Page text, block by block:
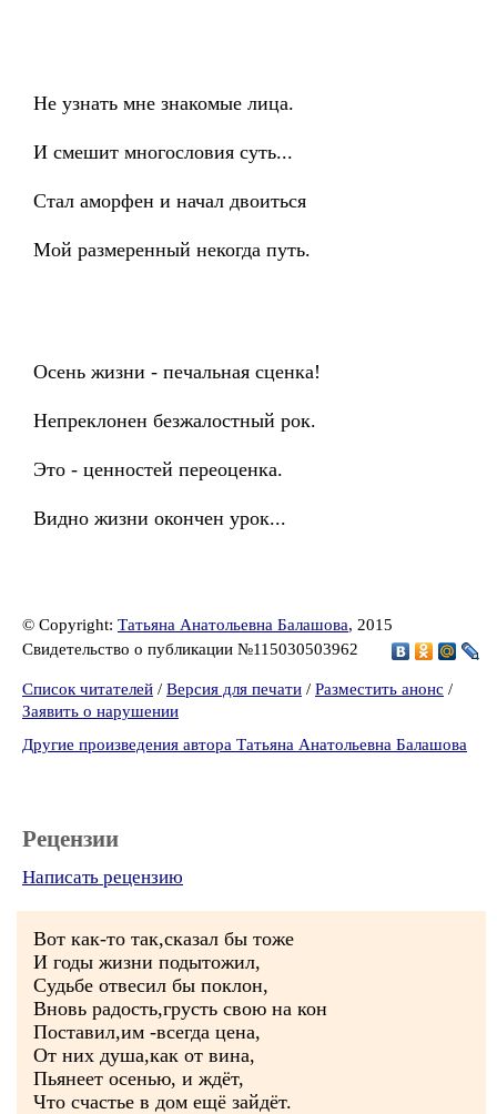
Не узнать мне знакомые лица.
И смешит многословия суть...
Стал аморфен и начал двоиться
Мой размеренный некогда путь.
Осень жизни - печальная сценка!
Непреклонен безжалостный рок.
Это - ценностей переоценка.
Видно жизни окончен урок...
© Copyright: Татьяна Анатольевна Балашова, 2015
Свидетельство о публикации №115030503962
Список читателей / Версия для печати / Разместить анонс /
Заявить о нарушении
Другие произведения автора Татьяна Анатольевна Балашова
Рецензии
Написать рецензию
Вот как-то так,сказал бы тоже
И годы жизни подытожил,
Судьбе отвесил бы поклон,
Вновь радость,грусть свою на кон
Поставил,им -всегда цена,
От них душа,как от вина,
Пьянеет осенью, и ждёт,
Что счастье в дом ещё зайдёт.